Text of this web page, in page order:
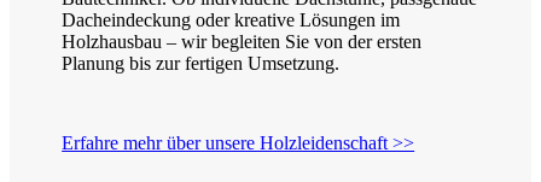
Dacheindeckung oder kreative Lösungen im
Holzhausbau – wir begleiten Sie von der ersten
Planung bis zur fertigen Umsetzung.
Erfahre mehr über unsere Holzleidenschaft >>